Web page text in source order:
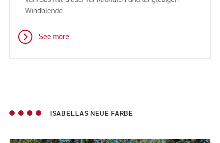
Windblende.
See more
ISABELLAS NEUE FARBE